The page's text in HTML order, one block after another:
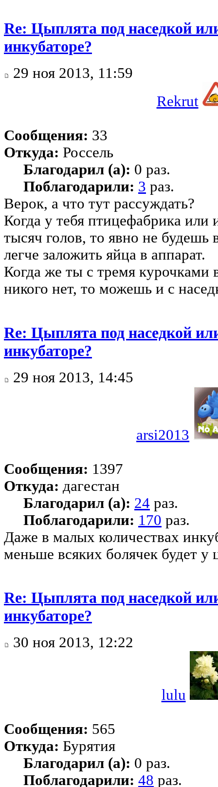
Re: Цыплята под наседкой
инкубаторе?
29 ноя 2013, 11:59
Rekrut
Сообщения: 33
Откуда: Россель
Благодарил (а): 0 раз.
Поблагодарили: 3 раз.
Верок, а что тут рассуждать?
Когда у тебя птицефабрика или
тысяч голов, то явно не будешь
легче заложить яйца в аппарат.
Когда же ты с тремя курочками
никого нет, то можешь и с
Re: Цыплята под наседкой
инкубаторе?
29 ноя 2013, 14:45
arsi2013
Сообщения: 1397
Откуда: дагестан
Благодарил (а): 24 раз.
Поблагодарили: 170 раз.
Даже в малых количествах
меньше всяких болячек будет у
Re: Цыплята под наседкой
инкубаторе?
30 ноя 2013, 12:22
lulu
Сообщения: 565
Откуда: Бурятия
Благодарил (а): 0 раз.
Поблагодарили: 48 раз.